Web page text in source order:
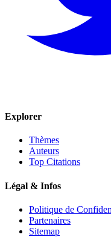
Explorer
Thèmes
Auteurs
Top Citations
Légal & Infos
Politique de
Partenaires
Sitemap